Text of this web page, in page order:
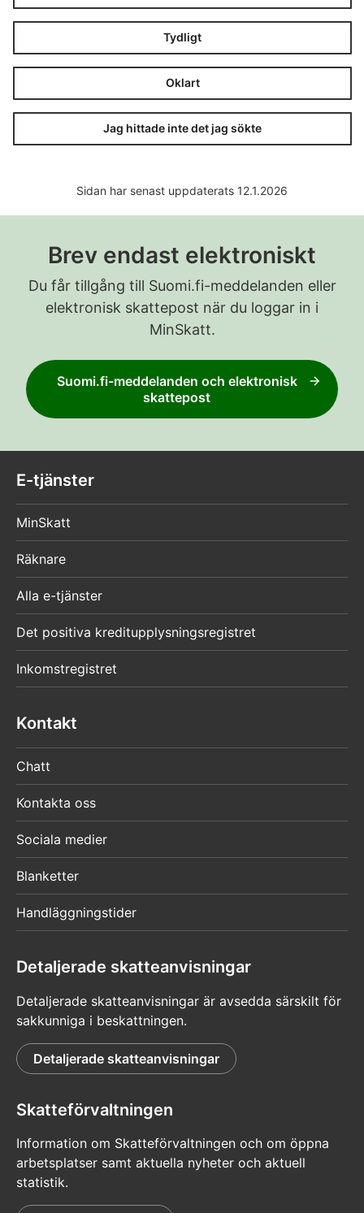
Tydligt
Oklart
Jag hittade inte det jag sökte
Sidan har senast uppdaterats 12.1.2026
Brev endast elektroniskt
Du får tillgång till Suomi.fi-meddelanden eller
elektronisk skattepost när du loggar in i
MinSkatt.
Suomi.fi-meddelanden och elektronisk
skattepost
E-tjänster
MinSkatt
Räknare
Alla e-tjänster
Det positiva kreditupplysningsregistret
Inkomstregistret
Kontakt
Chatt
Kontakta oss
Sociala medier
Blanketter
Handläggningstider
Detaljerade skatteanvisningar
Detaljerade skatteanvisningar är avsedda särskilt för
sakkunniga i beskattningen.
Detaljerade skatteanvisningar
Skatteförvaltningen
Information om Skatteförvaltningen och om öppna
arbetsplatser samt aktuella nyheter och aktuell
statistik.